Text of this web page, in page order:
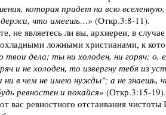
которая придет на всю
держи, что имеешь…» (Откр.3:8-11).
не являетесь ли вы, архиереи, в
ложными христианами, к
твои дела; ты ни холоден, ни горяч;
и не холоден, то извергну тебя из
ни в чем не имею нужды"; а не
ревностен и покайся» (Откр.3:15-19).
вас ревностного отстаивания